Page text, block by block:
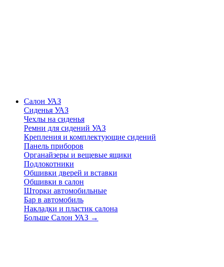
Салон УАЗ
Сиденья УАЗ
Чехлы на сиденья
Ремни для сидений УАЗ
Крепления и комплектующие сидений
Панель приборов
Органайзеры и вещевые ящики
Подлокотники
Обшивки дверей и вставки
Обшивки в салон
Шторки автомобильные
Бар в автомобиль
Накладки и пластик салона
Больше Салон УАЗ →